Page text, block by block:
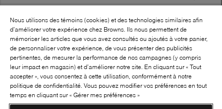
BROWNS SHOES INC. TOUS DROITS
RÉSERVÉS
SUIVEZ-NOUS!:
Nous utilisons des témoins (cookies) et des technologies similaires afin
d’améliorer votre expérience chez Browns. Ils nous permettent de
mémoriser les articles que vous avez consultés ou ajoutés à votre panier,
de personnaliser votre expérience, de vous présenter des publicités
pertinentes, de mesurer la performance de nos campagnes (y compris
leur impact en magasin) et d’améliorer notre site. En cliquant sur « Tout
accepter », vous consentez à cette utilisation, conformément à notre
politique de confidentialité. Vous pouvez modifier vos préférences en tout
temps en cliquant sur « Gérer mes préférences »